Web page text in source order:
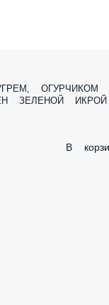
ОГУРЧИКОМ
ЗЕЛЕНОЙ ИКРОЙ
В